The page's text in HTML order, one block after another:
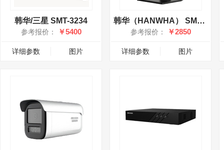
韩华/三星 SMT-3234
参考报价： ￥5400
详细参数 图片
韩华（HANWHA） SMT-2212 液晶显示屏
参考报价： ￥2850
详细参数 图片